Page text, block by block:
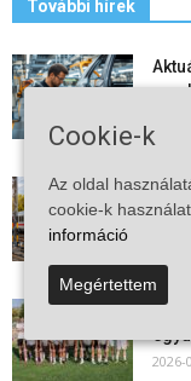
További hírek
2026-
2026-
2026-
Cookie-k
Az oldal
cookie-k
információ
Megértettem